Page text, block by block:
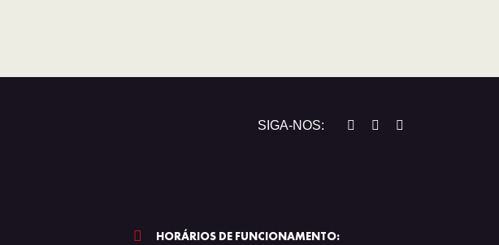
SIGA-NOS:
HORÁRIOS DE FUNCIONAMENTO: